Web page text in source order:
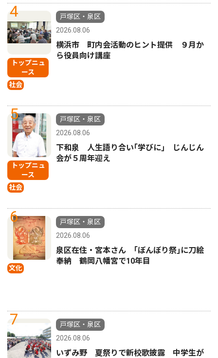
4
トップニュ
ース
社会
戸塚区・泉区
2026.08.06
横浜市 町内会活動のヒント提供 ９月か
ら役員向け講座
5
トップニュ
ース
社会
戸塚区・泉区
2026.08.06
下和泉 人生語り合い｢学びに｣ じんじん
会が５周年迎え
6
文化
戸塚区・泉区
2026.08.06
泉区在住・宮本さん ｢ぼんぼり祭｣に刀絵
奉納 鶴岡八幡宮で10年目
7
戸塚区・泉区
2026.08.06
いずみ野 夏祭りで新校歌披露 中学生が